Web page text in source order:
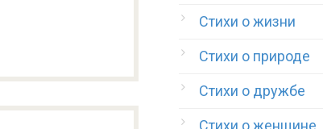
Стихи о жизни
Стихи о природе
Стихи о дружбе
Стихи о женщине